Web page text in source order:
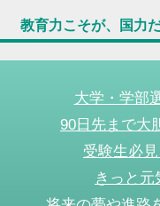
教育力こそが、国力だ
大学・学部
90日先まで大
受験生必
きっと